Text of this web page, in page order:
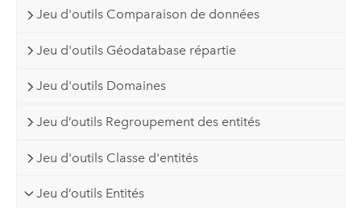
Jeu d'outils Comparaison de données
Jeu d'outils Géodatabase répartie
Jeu d'outils Domaines
Jeu d’outils Regroupement des entités
Jeu d'outils Classe d'entités
Jeu d’outils Entités